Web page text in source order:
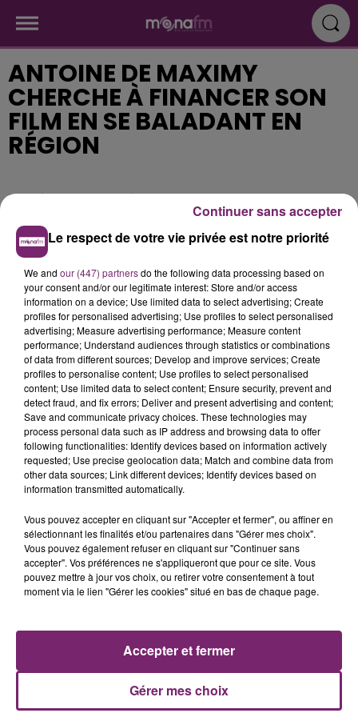
ANTOINE DE MAXIMY
CHERCHE À FINANCER SON
FILM EN SE BALADANT EN
RÉGION
Publié : 3 juillet 2019 à 12h53
ACTUS RADIO
PODCASTS
Plan du site Mentions légales
Le respect de votre vie privée est notre priorité
We and our (447) partnersdo the following data processing based on
your consent and/or our legitimate interest: Store and/or access
information on a device; Use limited data to select advertising; Create
profiles for personalised advertising; Use profiles to select personalised
advertising; Measure advertising performance; Measure content
performance; Understand audiences through statistics or combinations
of data from different sources; Develop and improve services; Create
profiles to personalise content; Use profiles to select personalised
content; Use limited data to select content; Ensure security, prevent and
detect fraud, and fix errors; Deliver and present advertising and content;
Save and communicate privacy choices. These technologies may
process personal data such as IP address and browsing data to offer
following functionalities: Identify devices based on information actively
requested; Use precise geolocation data; Match and combine data from
other data sources; Link different devices; Identify devices based on
information transmitted automatically.
Vous pouvez accepter en cliquant sur "Accepter et fermer", ou affiner en
sélectionnant les finalités et/ou partenaires dans "Gérer mes choix".
Vous pouvez également refuser en cliquant sur "Continuer sans
accepter". Vos préférences ne s'appliqueront que pour ce site. Vous
pouvez mettre à jour vos choix, ou retirer votre consentement à tout
moment via le lien "Gérer les cookies" situé en bas de chaque page.
Gérer mes choix
Accepter et fermer
Continuer sans accepter